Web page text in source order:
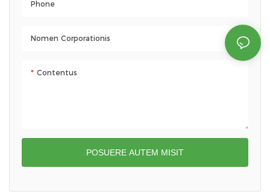
Phone
Nomen Corporationis
Contentus
POSUERE AUTEM MISIT